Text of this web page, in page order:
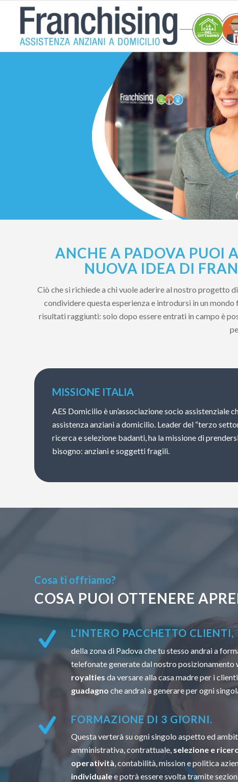
ANCHE A PADOVA PUOI
NUOVA IDEA DI
Ciò che si richiede a chi vuole aderire al nostro progetto
condividere questa esperienza e introdursi in un
risultati raggiunti: solo dopo essere entrati in campo è
MISSIONE ITALIA
AES Domicilio è un’associazione socio assistenziale
assistenza anziani a domicilio. Leader del “terzo
ricerca e selezione badanti, ha la missione di
bisogno: anziani e soggetti fragili.
Cosa ti offriamo?
COSA PUOI OTTENERE
L’INTERO PACCHETTO CLIENTI,
della zona di Padova che tu stesso andrai a
telefonate generate dal nostro posizionamento
royalties da versare alla casa madre per i
guadagno che andrai a generare per ogni
FORMAZIONE DI 3 GIORNI.
Questa verterà su ogni singolo aspetto ed
amministrativa, contrattuale, selezione e
operatività, contabilità, mission e politica
individualee potrà essere svolta tramite